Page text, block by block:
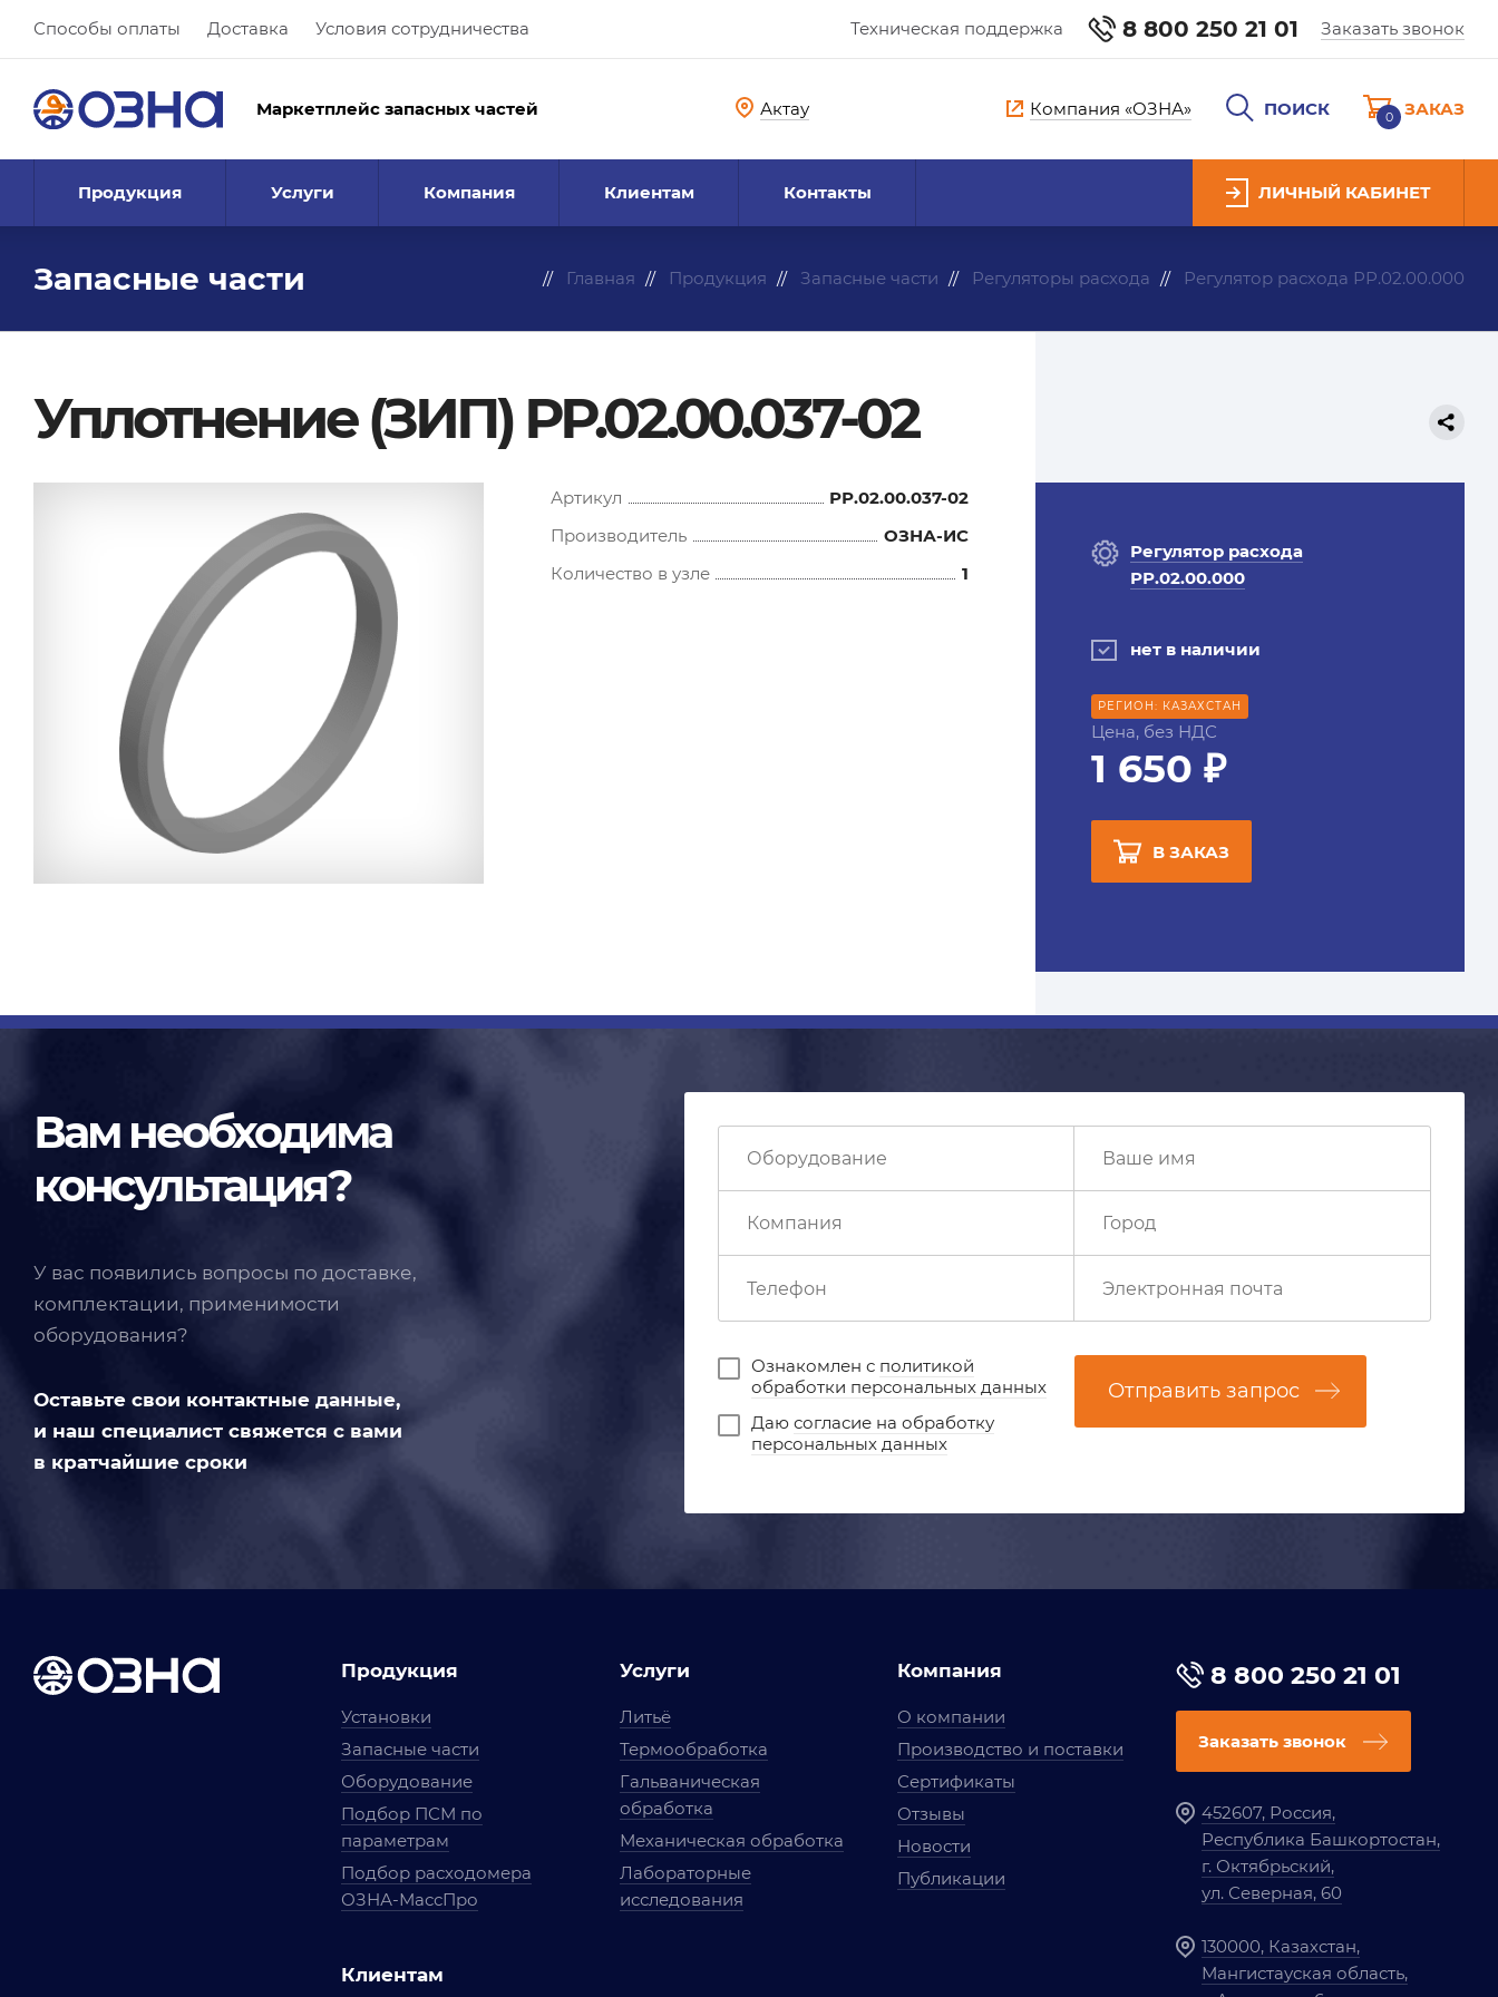
Способы оплаты Доставка Условия сотрудничества Техническая поддержка 8 800 250 21 01 Заказать звонок
Маркетплейс запасных частей Актау Компания «ОЗНА» ПОИСК 0 ЗАКАЗ
Продукция Услуги Компания Клиентам Контакты ЛИЧНЫЙ КАБИНЕТ
Запасные части Главная Продукция Запасные части Регуляторы расхода Регулятор расхода РР.02.00.000
Уплотнение (ЗИП) РР.02.00.037-02
Артикул
РР.02.00.037-02
Производитель
ОЗНА-ИС
Количество в узле
1
Регулятор расхода
РР.02.00.000
нет в наличии
РЕГИОН: КАЗАХСТАН
Цена, без НДС
1 650 ₽
В ЗАКАЗ
Вам необходима
консультация?
У вас появились вопросы по доставке,
комплектации, применимости
оборудования?
Оставьте свои контактные данные,
и наш специалист свяжется с вами
в кратчайшие сроки
Ознакомлен с политикой
обработки персональных данных
Даю согласие на обработку
персональных данных
Отправить запрос
Продукция
Установки
Запасные части
Оборудование
Подбор ПСМ по
параметрам
Подбор расходомера
ОЗНА-МассПро
Клиентам
Услуги
Литьё
Термообработка
Гальваническая
обработка
Механическая обработка
Лабораторные
исследования
Компания
О компании
Производство и поставки
Сертификаты
Отзывы
Новости
Публикации
8 800 250 21 01
Заказать звонок
452607, Россия,
Республика Башкортостан,
г. Октябрьский,
ул. Северная, 60
130000, Казахстан,
Мангистауская область,